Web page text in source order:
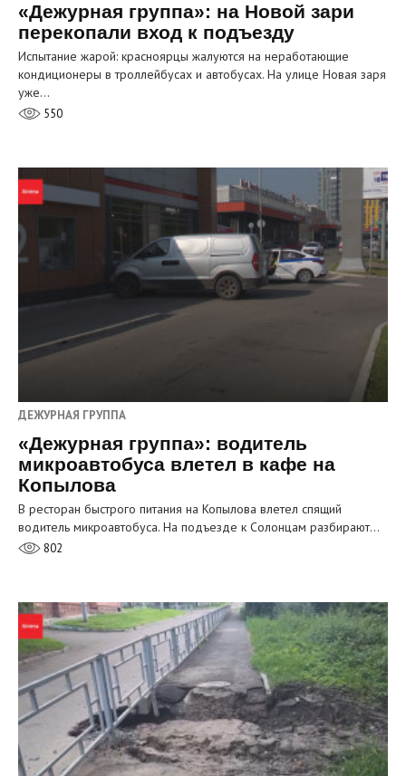
«Дежурная группа»: на Новой зари
перекопали вход к подъезду
Испытание жарой: красноярцы жалуются на неработающие
кондиционеры в троллейбусах и автобусах. На улице Новая заря
уже…
550
ДЕЖУРНАЯ ГРУППА
«Дежурная группа»: водитель
микроавтобуса влетел в кафе на
Копылова
В ресторан быстрого питания на Копылова влетел спящий
водитель микроавтобуса. На подъезде к Солонцам разбирают…
802